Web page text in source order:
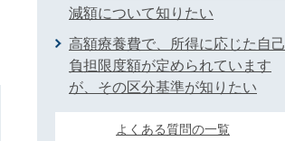
減額について知りたい
高額療養費で、所得に応じた自己
負担限度額が定められています
が、その区分基準が知りたい
よくある質問の一覧